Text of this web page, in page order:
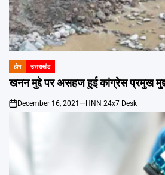
POSTED
IN
होम उत्तराखंड
खनन मुद्दे पर असहज हुई कांग्रेस प्रमुख
on
December 16, 2021 HNN 24x7 Desk